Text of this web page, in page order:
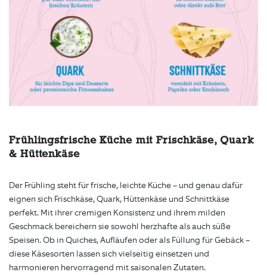
Frühlingsfrische Küche mit Frischkäse, Quark
& Hüttenkäse
Der Frühling steht für frische, leichte Küche – und genau dafür
eignen sich Frischkäse, Quark, Hüttenkäse und Schnittkäse
perfekt. Mit ihrer cremigen Konsistenz und ihrem milden
Geschmack bereichern sie sowohl herzhafte als auch süße
Speisen. Ob in Quiches, Aufläufen oder als Füllung für Gebäck –
diese Käsesorten lassen sich vielseitig einsetzen und
harmonieren hervorragend mit saisonalen Zutaten.